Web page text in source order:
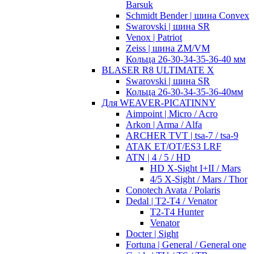
Barsuk
Schmidt Bender | шина Convex
Swarovski | шина SR
Venox | Patriot
Zeiss | шина ZM/VM
Кольца 26-30-34-35-36-40 мм
BLASER R8 ULTIMATE X
Swarovski | шина SR
Кольца 26-30-34-35-36-40мм
Для WEAVER-PICATINNY
Aimpoint | Micro / Acro
Arkon | Arma / Alfa
ARCHER TVT | tsa-7 / tsa-9
ATAK ET/OT/ES3 LRF
ATN | 4 / 5 / HD
HD X-Sight I+II / Mars
4/5 X-Sight / Mars / Thor
Conotech Avata / Polaris
Dedal | T2-T4 / Venator
T2-T4 Hunter
Venator
Docter | Sight
Fortuna | General / General one